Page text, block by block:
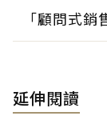
「顧問式
延伸閱讀